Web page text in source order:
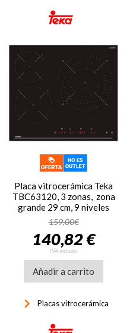
Placa vitrocerámica Teka
TBC63120, 3 zonas, zona
grande 29 cm, 9 niveles
potencia, control táctil
deslizante, display LED,
bloqueo seguridad, Booster,
7400W, cristal negro
159,00€
140,82 €
IVA incluido
Añadir a carrito
keyboard_arrow_right Placas vitrocerámica